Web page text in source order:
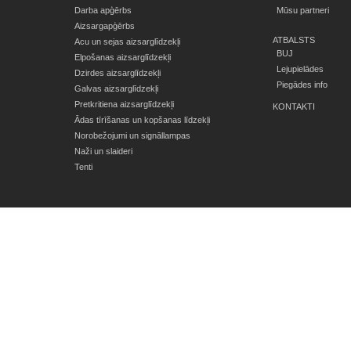
Darba apģērbs
Aizsargapģērbs
Acu un sejas aizsarglīdzekļi
Elpošanas aizsarglīdzekļi
Dzirdes aizsarglīdzekļi
Galvas aizsarglīdzekļi
Pretkritiena aizsarglīdzekļi
Ādas tīrīšanas un kopšanas līdzekļi
Norobežojumi un signāllampas
Naži un slaideri
Tenti
Mūsu partneri
ATBALSTS
BUJ
Lejupielādes
Piegādes info
KONTAKTI